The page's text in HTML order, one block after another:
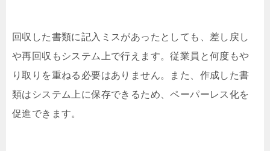
回収した書類に記入ミスがあったとしても、差し戻し
や再回収もシステム上で行えます。従業員と何度もや
り取りを重ねる必要はありません。また、作成した書
類はシステム上に保存できるため、ペーパーレス化を
促進できます。